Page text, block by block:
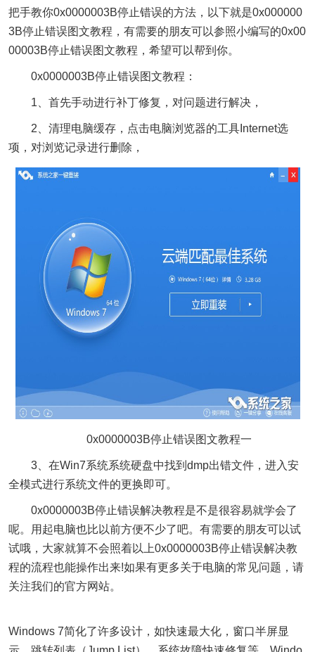
把手教你0x0000003B停止错误的方法，以下就是0x000000
3B停止错误图文教程，有需要的朋友可以参照小编写的0x00
00003B停止错误图文教程，希望可以帮到你。
0x0000003B停止错误图文教程：
1、首先手动进行补丁修复，对问题进行解决，
2、清理电脑缓存，点击电脑浏览器的工具Internet选
项，对浏览记录进行删除，
0x0000003B停止错误图文教程一
3、在Win7系统系统硬盘中找到dmp出错文件，进入安
全模式进行系统文件的更换即可。
0x0000003B停止错误解决教程是不是很容易就学会了
呢。用起电脑也比以前方便不少了吧。有需要的朋友可以试
试哦，大家就算不会照着以上0x0000003B停止错误解决教
程的流程也能操作出来!如果有更多关于电脑的常见问题，请
关注我们的官方网站。
Windows 7简化了许多设计，如快速最大化，窗口半屏显